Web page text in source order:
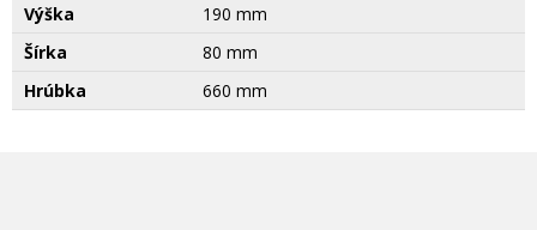
Výška
190 mm
Šírka
80 mm
Hrúbka
660 mm